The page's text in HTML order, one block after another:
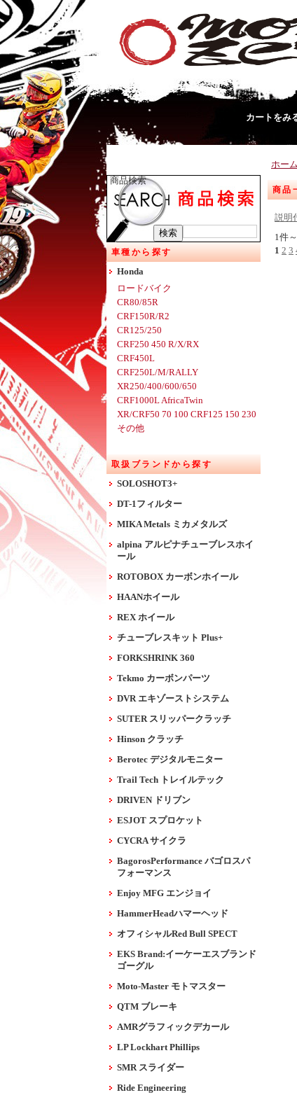
カートをみ
商品検索
車種から探す
Honda
ロードバイク
CR80/85R
CRF150R/R2
CR125/250
CRF250 450 R/X/RX
CRF450L
CRF250L/M/RALLY
XR250/400/600/650
CRF1000L AfricaTwin
XR/CRF50 70 100 CRF125 150 230
その他
取扱ブランドから探す
SOLOSHOT3+
DT-1フィルター
MIKA Metals ミカメタルズ
alpina アルピナチューブレスホイ
ール
ROTOBOX カーボンホイール
HAANホイール
REX ホイール
チューブレスキット Plus+
FORKSHRINK 360
Tekmo カーボンパーツ
DVR エキゾーストシステム
SUTER スリッパークラッチ
Hinson クラッチ
Berotec デジタルモニター
Trail Tech トレイルテック
DRIVEN ドリブン
ESJOT スプロケット
CYCRA サイクラ
BagorosPerformance バゴロスパ
フォーマンス
Enjoy MFG エンジョイ
HammerHeadハマーヘッド
オフィシャルRed Bull SPECT
EKS Brand:イーケーエスブランド
ゴーグル
Moto-Master モトマスター
QTM ブレーキ
AMRグラフィックデカール
LP Lockhart Phillips
SMR スライダー
Ride Engineering
ホーム
商品
説明
1件
1 2 3